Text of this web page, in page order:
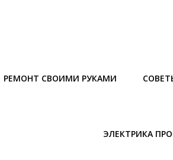
РЕМОНТ СВОИМИ РУКАМИ
ЭЛЕКТРИКА